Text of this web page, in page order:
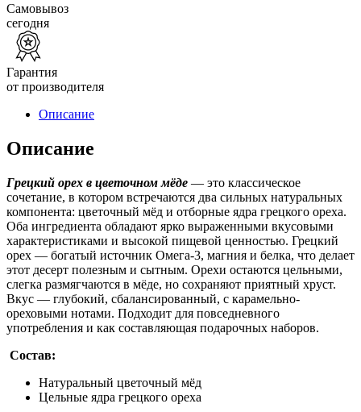
Самовывоз
сегодня
Гарантия
от производителя
Описание
Описание
Грецкий орех в цветочном мёде — это классическое
сочетание, в котором встречаются два сильных натуральных
компонента: цветочный мёд и отборные ядра грецкого ореха.
Оба ингредиента обладают ярко выраженными вкусовыми
характеристиками и высокой пищевой ценностью. Грецкий
орех — богатый источник Омега-3, магния и белка, что делает
этот десерт полезным и сытным. Орехи остаются цельными,
слегка размягчаются в мёде, но сохраняют приятный хруст.
Вкус — глубокий, сбалансированный, с карамельно-
ореховыми нотами. Подходит для повседневного
употребления и как составляющая подарочных наборов.
Состав:
Натуральный цветочный мёд
Цельные ядра грецкого ореха